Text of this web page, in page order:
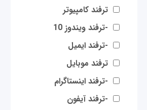
ترفند کامپیوتر
-ترفند ویندوز 10
-ترفند ایمیل
ترفند موبایل
-ترفند اینستاگرام
-ترفند آیفون